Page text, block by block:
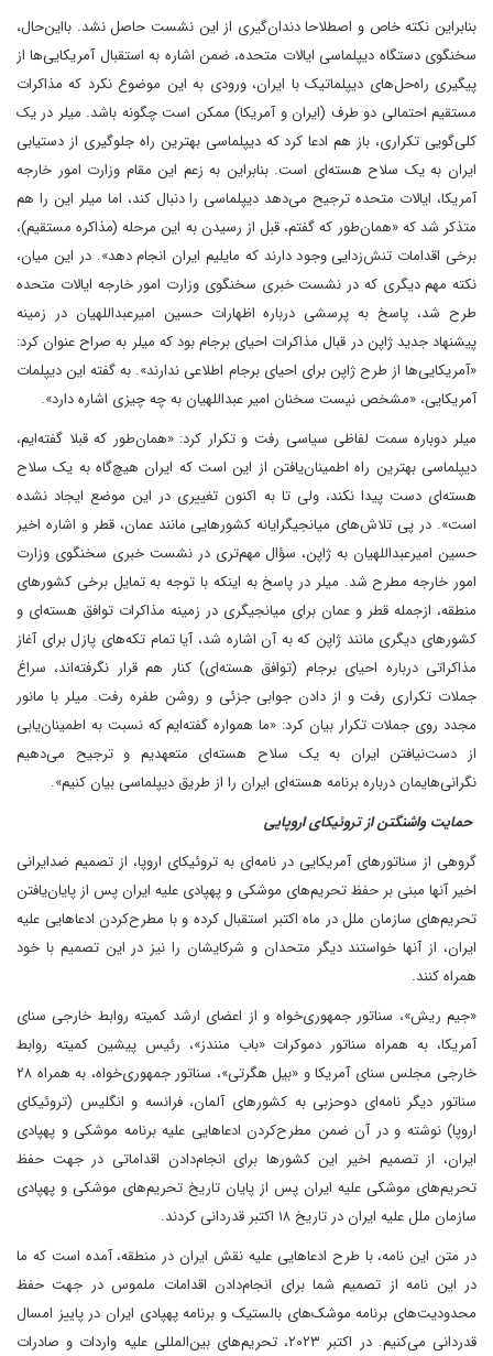
بنابراین نکته خاص و اصطلاحا دندان‌گیری از این نشست حاصل نشد. با‌این‌حال،
سخنگوی دستگاه دیپلماسی ایالات متحده، ضمن اشاره به استقبال آمریکایی‌ها از
پیگیری راه‌حل‌های دیپلماتیک با ایران، ورودی به این موضوع نکرد که مذاکرات
مستقیم احتمالی دو طرف (ایران و آمریکا) ممکن است چگونه باشد. میلر در یک
کلی‌گویی تکراری، باز هم ادعا کرد که دیپلماسی بهترین راه جلوگیری از دستیابی
ایران به یک سلاح هسته‌ای است. بنابراین به زعم این مقام وزارت امور خارجه
آمریکا، ایالات متحده ترجیح می‌دهد دیپلماسی را دنبال کند، اما میلر این را هم
متذکر شد که «همان‌طور که گفتم، قبل از رسیدن به این مرحله (مذاکره مستقیم)،
برخی اقدامات تنش‌زدایی وجود دارند که مایلیم ایران انجام دهد». در این میان،
نکته مهم دیگری که در نشست خبری سخنگوی وزارت امور خارجه ایالات متحده
طرح شد، پاسخ به پرسشی درباره اظهارات حسین امیرعبداللهیان در زمینه
پیشنهاد جدید ژاپن در قبال مذاکرات احیای برجام بود که میلر به صراح عنوان کرد:
«آمریکایی‌ها از طرح ژاپن برای احیای برجام اطلاعی ندارند». به گفته این دیپلمات
آمریکایی، «مشخص نیست سخنان امیر عبداللهیان به چه چیزی اشاره دارد».
میلر دوباره سمت لفاظی سیاسی رفت و تکرار کرد: «همان‌طور که قبلا گفته‌ایم،
دیپلماسی بهترین راه اطمینان‌یافتن از این است که ایران هیچ‌گاه به یک سلاح
هسته‌ای دست پیدا نکند، ولی تا به اکنون تغییری در این موضع ایجاد نشده
است». در پی تلاش‌های میانجیگرایانه کشورهایی مانند عمان، قطر و اشاره اخیر
حسین امیرعبداللهیان به ژاپن، سؤال مهم‌تری در نشست خبری سخنگوی وزارت
امور خارجه مطرح شد. میلر در پاسخ به اینکه با توجه به تمایل برخی کشورهای
منطقه، از‌جمله قطر و عمان برای میانجیگری در زمینه مذاکرات توافق هسته‌ای و
کشورهای دیگری مانند ژاپن که به آن اشاره شد، آیا تمام تکه‌های پازل برای آغاز
مذاکراتی درباره احیای برجام (توافق هسته‌ای) کنار هم قرار نگرفته‌اند، سراغ
جملات تکراری رفت و از دادن جوابی جزئی و روشن طفره رفت. میلر با مانور
مجدد روی جملات تکرار بیان کرد: «ما همواره گفته‌ایم که نسبت به اطمینان‌یابی
از دست‌نیافتن ایران به یک سلاح هسته‌ای متعهدیم و ترجیح می‌دهیم
نگرانی‌هایمان درباره برنامه هسته‌ای ایران را از طریق دیپلماسی بیان کنیم».
حمایت واشنگتن از تروئیکای اروپایی
گروهی از سناتورهای آمریکایی در نامه‌ای به تروئیکای اروپا، از تصمیم ضدایرانی
اخیر آنها مبنی بر حفظ تحریم‌های موشکی و پهپادی علیه ایران پس از پایان‌یافتن
تحریم‌های سازمان ملل در ماه اکتبر استقبال کرده و با مطرح‌کردن ادعاهایی علیه
ایران، از آنها خواستند دیگر متحدان و شرکایشان را نیز در این تصمیم با خود
همراه کنند.
«جیم ریش»، سناتور جمهوری‌خواه و از اعضای ارشد کمیته روابط خارجی سنای
آمریکا، به همراه سناتور دموکرات «باب منندز»، رئیس پیشین کمیته روابط
خارجی مجلس سنای آمریکا و «بیل هگرتی»، سناتور جمهوری‌خواه، به همراه ۲۸
سناتور دیگر نامه‌ای دو‌حزبی به کشورهای آلمان، فرانسه و انگلیس (تروئیکای
اروپا) نوشته و در آن ضمن مطرح‌کردن ادعاهایی علیه برنامه موشکی و پهپادی
ایران، از تصمیم اخیر این کشورها برای انجام‌‌دادن اقداماتی در جهت حفظ
تحریم‌های موشکی علیه ایران پس از پایان تاریخ تحریم‌های موشکی و پهپادی
سازمان ملل علیه ایران در تاریخ ۱۸ اکتبر قدردانی کردند.
در متن این نامه، با طرح ادعاهایی علیه نقش ایران در منطقه، آمده است که ما
در این نامه از تصمیم شما برای انجام‌دادن اقدامات ملموس در جهت حفظ
محدودیت‌های برنامه موشک‌های بالستیک و برنامه پهپادی ایران در پاییز امسال
قدردانی می‌کنیم. در اکتبر ۲۰۲۳، تحریم‌های بین‌المللی علیه واردات و صادرات